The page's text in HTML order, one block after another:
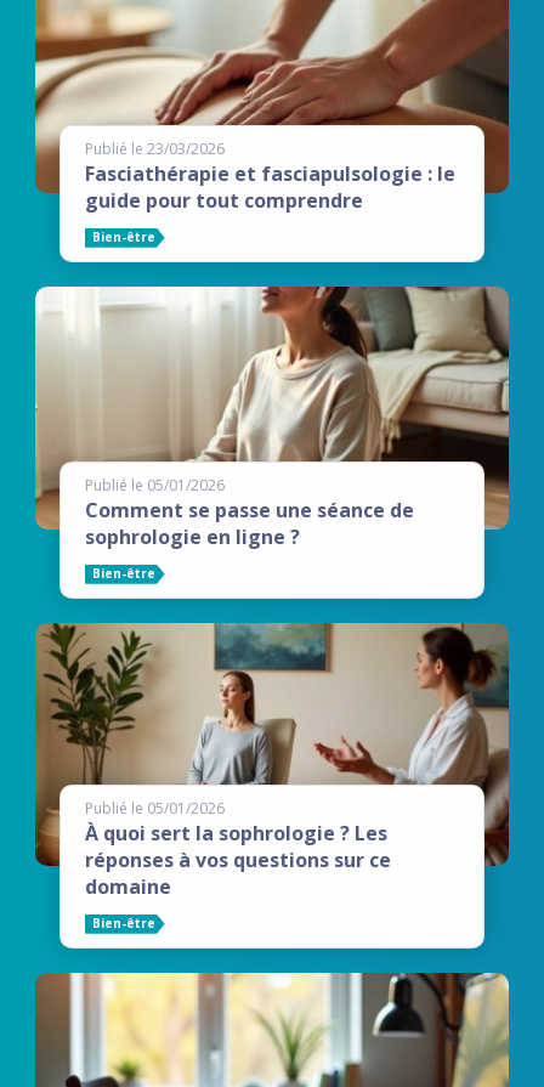
Publié le 23/03/2026
Fasciathérapie et fasciapulsologie : le
guide pour tout comprendre
Bien-être
Publié le 05/01/2026
Comment se passe une séance de
sophrologie en ligne ?
Bien-être
Publié le 05/01/2026
À quoi sert la sophrologie ? Les
réponses à vos questions sur ce
domaine
Bien-être